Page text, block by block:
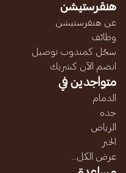
هنقرستيشن
عن هنقرستيشن
وظائف
سجّل كمندوب توصيل
انضم الآن كشريك
متواجدين في
الدمام
جده
الرياض
الخبر
عرض الكل...